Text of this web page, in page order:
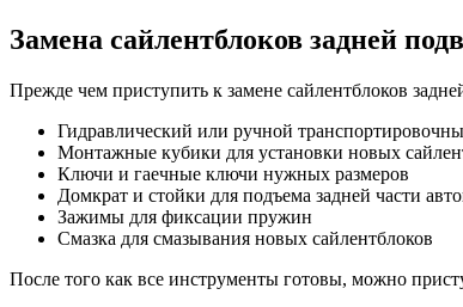
Замена сайлентблоков задней
Прежде чем приступить к замене сайлентблоков
Гидравлический или ручной
Монтажные кубики для установки новых
Ключи и гаечные ключи нужных размеров
Домкрат и стойки для подъема задней части
Зажимы для фиксации пружин
Смазка для смазывания новых сайлентблоков
После того как все инструменты готовы, можно